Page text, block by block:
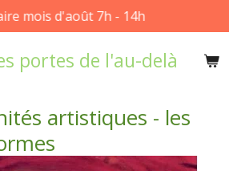
portes de l'au-delà
mois d'août 7h - 14h
artistiques - les